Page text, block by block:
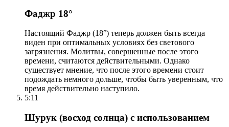
Фаджр 18°
Настоящий Фаджр (18°) теперь должен быть всегда
виден при оптимальных условиях без светового
загрязнения. Молитвы, совершенные после этого
времени, считаются действительными. Однако
существует мнение, что после этого времени стоит
подождать немного дольше, чтобы быть уверенным, что
время действительно наступило.
5:11
Шурук (восход солнца) с использованием